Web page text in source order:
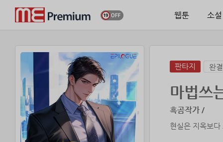
웹툰 소설
판타지 완결
마법쓰
흑곰작가 /
현실은 지옥보다